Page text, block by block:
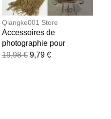
Qiangke001 Store
Accessoires de
photographie pour
nouveau-nés, couverture
19,98 € 9,79 €